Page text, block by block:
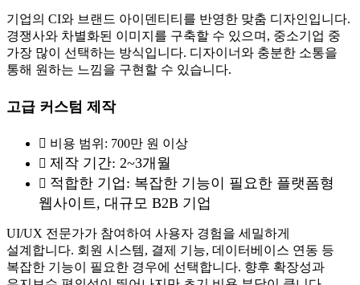
기업의 CI와 브랜드 아이덴티티를 반영한 맞춤 디자인입니다.
경쟁사와 차별화된 이미지를 구축할 수 있으며, 중소기업 중
가장 많이 선택하는 방식입니다. 디자이너와 충분한 소통을
통해 원하는 느낌을 구현할 수 있습니다.
고급 커스텀 제작
비용 범위: 700만 원 이상
제작 기간: 2~3개월
적합한 기업: 복잡한 기능이 필요한 플랫폼형
웹사이트, 대규모 B2B 기업
UI/UX 전문가가 참여하여 사용자 경험을 세밀하게
설계합니다. 회원 시스템, 결제 기능, 데이터베이스 연동 등
복잡한 기능이 필요한 경우에 선택합니다. 향후 확장성과